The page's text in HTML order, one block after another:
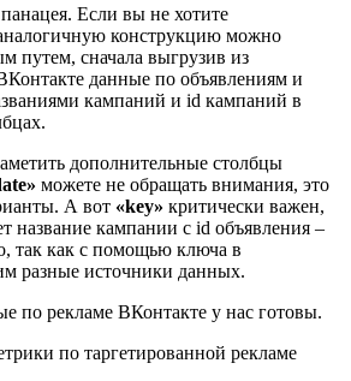
Если вы не хотите
аналогичную конструкцию можно
путем, сначала выгрузив из
данные по объявлениям и
кампаний и id кампаний в
дополнительные столбцы
можете не обращать внимания, это
А вот «key» критически важен,
название кампании с id объявления –
так как с помощью ключа в
разные источники данных.
по рекламе ВКонтакте у нас готовы.
по таргетированной рекламе